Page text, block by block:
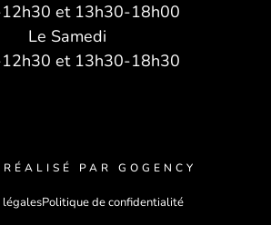
et 13h30-18h00
Le Samedi
et 13h30-18h30
PAR GOGENCY
légalesPolitique de confidentialité